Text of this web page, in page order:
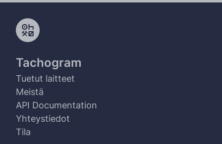
Tachogram
Tuetut laitteet
Meistä
API Documentation
Yhteystiedot
Tila